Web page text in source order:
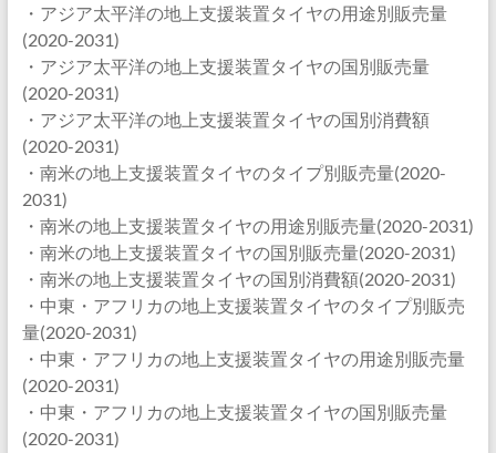
・アジア太平洋の地上支援装置タイヤの用途別販売量
(2020-2031)
・アジア太平洋の地上支援装置タイヤの国別販売量
(2020-2031)
・アジア太平洋の地上支援装置タイヤの国別消費額
(2020-2031)
・南米の地上支援装置タイヤのタイプ別販売量(2020-
2031)
・南米の地上支援装置タイヤの用途別販売量(2020-2031)
・南米の地上支援装置タイヤの国別販売量(2020-2031)
・南米の地上支援装置タイヤの国別消費額(2020-2031)
・中東・アフリカの地上支援装置タイヤのタイプ別販売
量(2020-2031)
・中東・アフリカの地上支援装置タイヤの用途別販売量
(2020-2031)
・中東・アフリカの地上支援装置タイヤの国別販売量
(2020-2031)